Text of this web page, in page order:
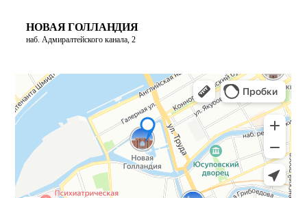
НОВАЯ ГОЛЛАНДИЯ
наб. Адмиралтейского канала, 2